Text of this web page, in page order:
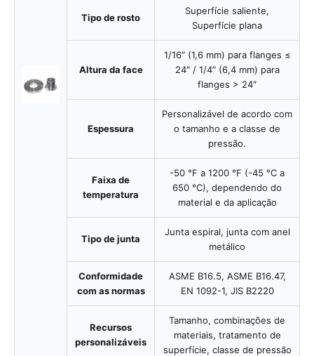
Tipo de rosto
Superfície saliente,
Superfície plana
Altura da face
1/16″ (1,6 mm) para flanges ≤
24″ / 1/4″ (6,4 mm) para
flanges > 24″
Espessura
Personalizável de acordo com
o tamanho e a classe de
pressão.
Faixa de
temperatura
-50 °F a 1200 °F (-45 °C a
650 °C), dependendo do
material e da aplicação
Tipo de junta
Junta espiral, junta com anel
metálico
Conformidade
com as normas
ASME B16.5, ASME B16.47,
EN 1092-1, JIS B2220
Recursos
personalizáveis
Tamanho, combinações de
materiais, tratamento de
superfície, classe de pressão